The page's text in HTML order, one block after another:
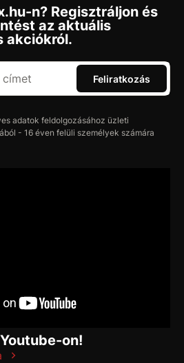
n? Regisztráljon és
az aktuális
akciókról.
Feliratkozás
adatok feldolgozásához üzleti
- 16 éven felüli személyek számára
on!